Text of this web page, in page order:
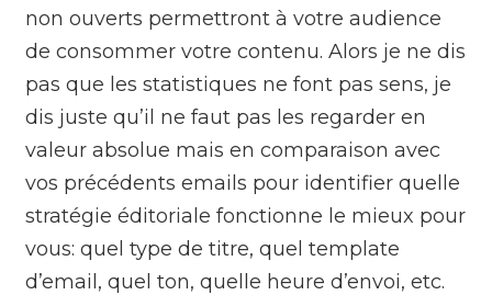
non ouverts permettront à votre audience
de consommer votre contenu. Alors je ne dis
pas que les statistiques ne font pas sens, je
dis juste qu’il ne faut pas les regarder en
valeur absolue mais en comparaison avec
vos précédents emails pour identifier quelle
stratégie éditoriale fonctionne le mieux pour
vous: quel type de titre, quel template
d’email, quel ton, quelle heure d’envoi, etc.